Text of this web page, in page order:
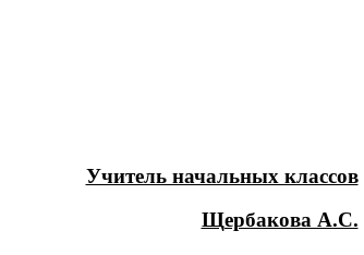
Учитель начальных классов
Щербакова А.С.